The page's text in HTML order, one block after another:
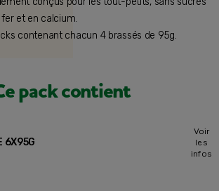
et en calcium.
contenant chacun 4 brassés de 95g.
pack contient
6X95G
Voir
les
infos